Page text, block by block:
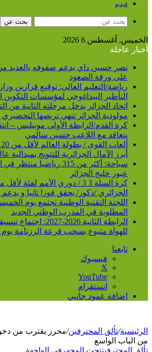
فيديو
بحث عن
الخميس, أغسطس 6 2026
أخبار عاجلة
نصر حسين داي يدعم صفوفه بالعديد من
على ورقة الصعود
رياضة/التعليم العالي: توقيع قرارين
التأطير البيداغوجي لمؤسسات التكوين
اتحاد الجزائر يدخل مرحلته الثانية من
مولودية الجزائر تنهي تربصها التحضيري
كرة القدم/الرابطة الأولى موبيليس –
يتعاقد مع اللاعب حسين سالمي
أبرز الآمال الجزائرية للتتويج بميدالية
سباحة: أكثر من 315 رياضيا
عبور خليج الجزائر
الجزائري /ذكور/ يحقق فوزا ثانيا و
اللجنة التقنية الوطنية تجتمع يوم
المطلوبة في المدرب الوطني الجديد
الرابطة الثانية 2026-
للهواة متبوع بسحب قرعة الرزنامة يوم
تابعنا
فيسبوك
‫X
‫YouTube
انستقرام
إضافة عمود جانبي
الرئيسية/تألق المحترفين/محرز يقترب من
من الباب الواسع
تألق المحترفينتحت المجهر في الواجهة